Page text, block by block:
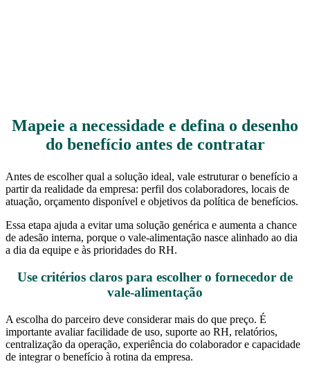
Mapeie a necessidade e defina o desenho
do benefício antes de contratar
Antes de escolher qual a solução ideal, vale estruturar o benefício a
partir da realidade da empresa: perfil dos colaboradores, locais de
atuação, orçamento disponível e objetivos da política de benefícios.
Essa etapa ajuda a evitar uma solução genérica e aumenta a chance
de adesão interna, porque o vale-alimentação nasce alinhado ao dia
a dia da equipe e às prioridades do RH.
Use critérios claros para escolher o fornecedor de
vale-alimentação
A escolha do parceiro deve considerar mais do que preço. É
importante avaliar facilidade de uso, suporte ao RH, relatórios,
centralização da operação, experiência do colaborador e capacidade
de integrar o benefício à rotina da empresa.